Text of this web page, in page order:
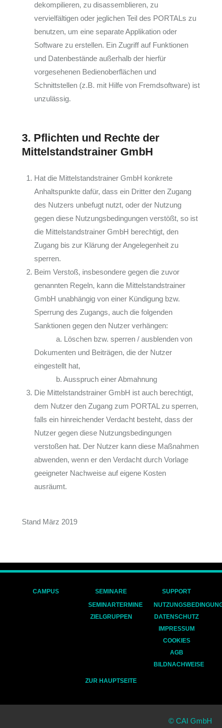
dekompilieren, zu disassemblieren, zu
vervielfältigen oder jeglichen Teil des PORTALs zu
benutzen, um eine separate Applikation oder
Software zu erstellen. Ein Zugriff auf Funktionen
und Datenbestände außerhalb der hierfür
vorgesehenen Bedienoberflächen und
Schnittstellen (z.B. mit Hilfe von Fremdsoftware) ist
unzulässig.
3. Pflichten und Rechte der
Mittelstandstrainer GmbH
Hat die Mittelstandstrainer GmbH konkrete
Anhaltspunkte dafür, dass ein Dritter den Zugang
des Nutzers unbefugt nutzt, oder der Nutzung
gegen diese Nutzungsbedingungen verstößt, so ist
die Mittelstandstrainer GmbH berechtigt, den
Zugang bis zur Klärung der Angelegenheit zu
sperren.
Beim Verstoß, insbesondere gegen die zuvor
genannten Regeln, kann die Mittelstandstrainer
GmbH unabhängig von einer Kündigung bzw.
Sperrung des Zugangs, auch die folgenden
Sanktionen gegen den Nutzer verhängen:
a. Löschen bzw. sperren / ausblenden von
Dokumenten und Beiträgen, die der Nutzer
eingestellt hat,
b. Ausspruch einer Abmahnung
Die Mittelstandstrainer GmbH ist auch berechtigt,
dem Nutzer den Zugang zum PORTAL zu sperren,
falls ein hinreichender Verdacht besteht, dass der
Nutzer gegen diese Nutzungsbedingungen
verstoßen hat. Der Nutzer kann diese Maßnahmen
abwenden, wenn er den Verdacht durch Vorlage
geeigneter Nachweise auf eigene Kosten
ausräumt.
Stand März 2019
CAMPUS
SEMINARE
SEMINARTERMINE
ZIELGRUPPEN
SUPPORT
DATENSCHUTZ
IMPRESSUM
COOKIES
AGB
BILDNACHWEISE
ZUR HAUPTSEITE
© CAI GmbH